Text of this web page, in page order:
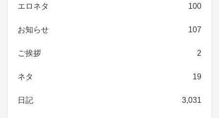
エロネタ 100
お知らせ 107
ご挨拶 2
ネタ 19
日記 3,031